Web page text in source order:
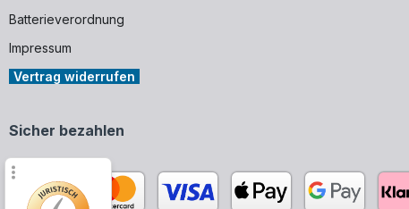
Batterieverordnung
Impressum
Vertrag widerrufen
Sicher bezahlen